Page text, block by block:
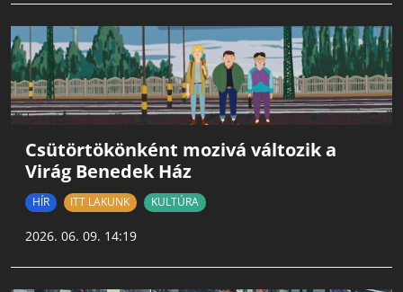
Csütörtökönként mozivá változik a
Virág Benedek Ház
HÍR ITT LAKUNK KULTÚRA
2026. 06. 09. 14:19